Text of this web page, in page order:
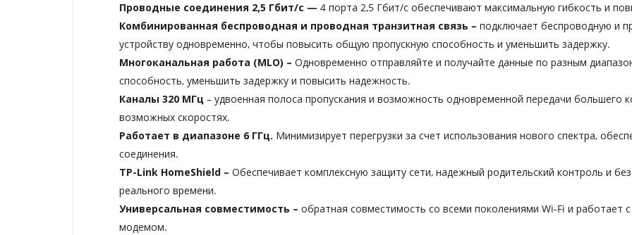
Проводные соединения 2,5 Гбит/с — 4 порта 2,5 Гбит/с обеспечивают максимальную гибкость и
Комбинированная беспроводная и проводная транзитная связь – подключает беспроводную и
устройству одновременно, чтобы повысить общую пропускную способность и уменьшить задержку.
Многоканальная работа (MLO) – Одновременно отправляйте и получайте данные по разным
способность, уменьшить задержку и повысить надежность.
Каналы 320 МГц – удвоенная полоса пропускания и возможность одновременной передачи большего
возможных скоростях.
Работает в диапазоне 6 ГГц. Минимизирует перегрузки за счет использования нового спектра,
соединения.
TP-Link HomeShield – Обеспечивает комплексную защиту сети, надежный родительский контроль и
реального времени.
Универсальная совместимость – обратная совместимость со всеми поколениями Wi-Fi и работает
модемом.